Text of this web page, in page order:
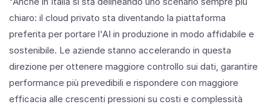
chiaro: il cloud privato sta diventando la piattaforma
preferita per portare l'AI in produzione in modo affidabile e
sostenibile. Le aziende stanno accelerando in questa
direzione per ottenere maggiore controllo sui dati, garantire
performance più prevedibili e rispondere con maggiore
efficacia alle crescenti pressioni su costi e complessità